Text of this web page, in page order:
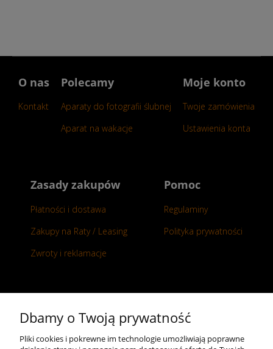
O nas
Kontakt
Polecamy
Aparaty do fotografii ślubnej
Aparat na wakacje
Moje konto
Twoje zamówienia
Ustawienia konta
Zasady zakupów
Płatności i dostawa
Zakupy na Raty / Leasing
Zwroty i reklamacje
Pomoc
Regulaminy
Polityka prywatności
Kontakt
+48 696 50 70 20
Dbamy o Twoją prywatność
Pliki cookies i pokrewne im technologie umożliwiają poprawne